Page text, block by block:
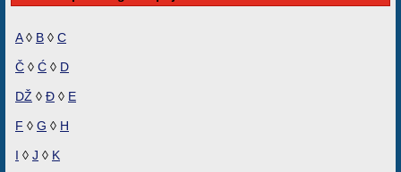
A◊ B ◊ C
Č ◊ Ć ◊ D
DŽ ◊ Đ ◊ E
F ◊ G ◊ H
I ◊ J ◊ K